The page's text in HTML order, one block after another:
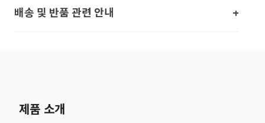
배송 및 반품 관련 안내
제품 소개